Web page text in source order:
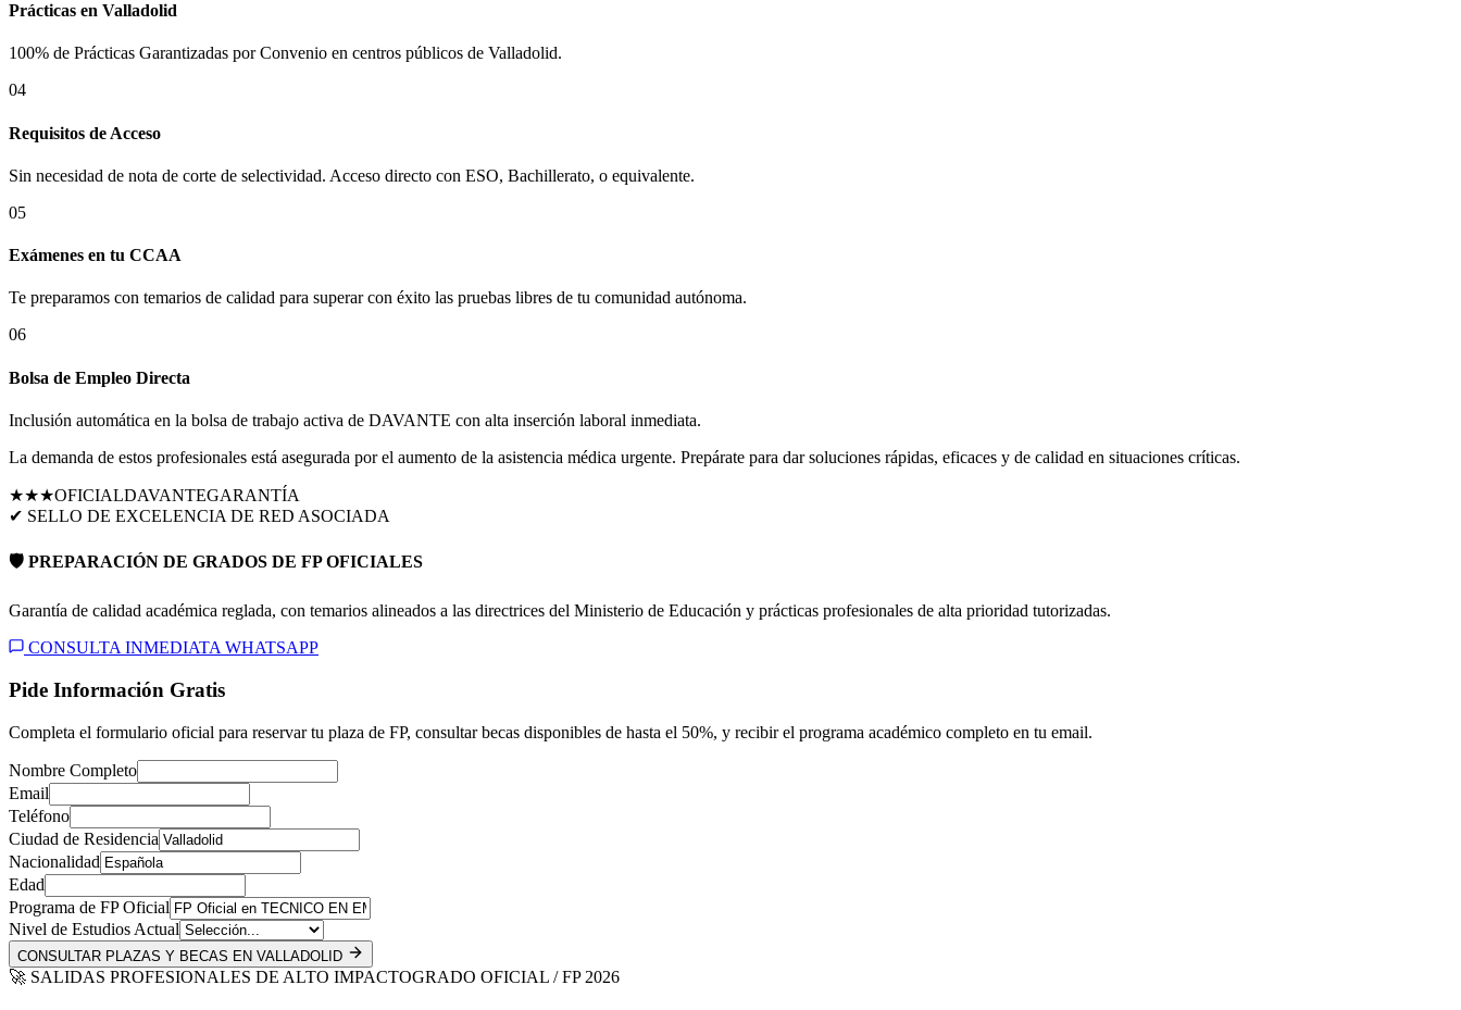
Prácticas en Valladolid
100% de Prácticas Garantizadas por Convenio en centros públicos de Valladolid.
04
Requisitos de Acceso
Sin necesidad de nota de corte de selectividad. Acceso directo con ESO, Bachillerato, o equivalente.
05
Exámenes en tu CCAA
Te preparamos con temarios de calidad para superar con éxito las pruebas libres de tu comunidad autónoma.
06
Bolsa de Empleo Directa
Inclusión automática en la bolsa de trabajo activa de DAVANTE con alta inserción laboral inmediata.
La demanda de estos profesionales está asegurada por el aumento de la asistencia médica urgente. Prepárate para dar soluciones rápidas, eficaces y de calidad en situaciones críticas.
★★★OFICIALDAVANTEGARANTÍA
✔ SELLO DE EXCELENCIA DE RED ASOCIADA
🛡️ PREPARACIÓN DE GRADOS DE FP OFICIALES
Garantía de calidad académica reglada, con temarios alineados a las directrices del Ministerio de Educación y prácticas profesionales de alta prioridad tutorizadas.
CONSULTA INMEDIATA WHATSAPP
Pide Información Gratis
Completa el formulario oficial para reservar tu plaza de FP, consultar becas disponibles de hasta el 50%, y recibir el programa académico completo en tu email.
Nombre Completo
Email
Teléfono
Ciudad de Residencia
Nacionalidad
Edad
Programa de FP Oficial
Nivel de Estudios Actual
CONSULTAR PLAZAS Y BECAS EN VALLADOLID
🚀 SALIDAS PROFESIONALES DE ALTO IMPACTOGRADO OFICIAL / FP 2026